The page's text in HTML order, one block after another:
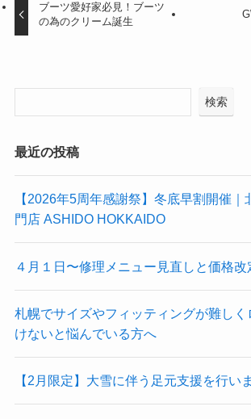
ブーツ愛好家必見！ブーツ
の為のクリーム誕生
検索
最近の投稿
【2026年5周年感謝祭】冬底早割開催｜
門店 ASHIDO HOKKAIDO
４月１日〜修理メニュー見直しと価格
札幌でサイズやフィッティングが難しく
けないと悩んでいる方へ
【2月限定】大雪に伴う足元支援を行い